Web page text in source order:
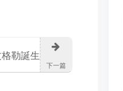
下一篇
格勒誕生